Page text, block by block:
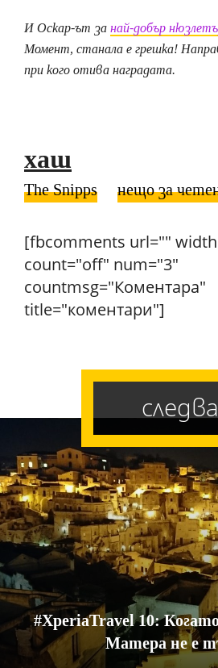
И Оскар-ът занай-добър
Момент, станала е грешка!
при кого отива наградата.
хаш
The Snipps нещо за
[fbcomments url=""
count="off" num="3"
countmsg="Коментара"
title="коментари"]
следва
#XperiaTravel 10:
Матера не е